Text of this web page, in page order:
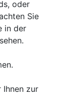
oder
Sie
in der
Ihnen zur